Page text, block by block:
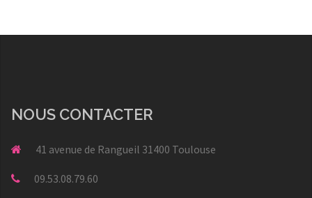
NOUS CONTACTER
41 avenue de Rangueil 31400 Toulouse
09.53.08.79.60